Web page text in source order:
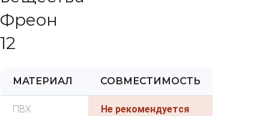
Фреон
12
МАТЕРИАЛ СОВМЕСТИМОСТЬ
ПВХ Не рекомендуется